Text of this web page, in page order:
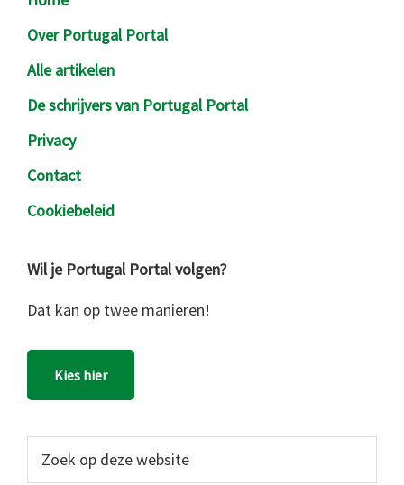
Over Portugal Portal
Alle artikelen
De schrijvers van Portugal Portal
Privacy
Contact
Cookiebeleid
Wil je Portugal Portal volgen?
Dat kan op twee manieren!
Kies hier